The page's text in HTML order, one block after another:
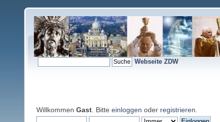
Webseite ZDW
Willkommen Gast . Bitte einloggen oder registrieren